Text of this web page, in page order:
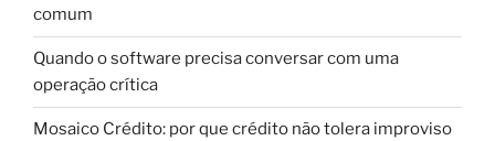
comum
Quando o software precisa conversar com uma
operação crítica
Mosaico Crédito: por que crédito não tolera improviso